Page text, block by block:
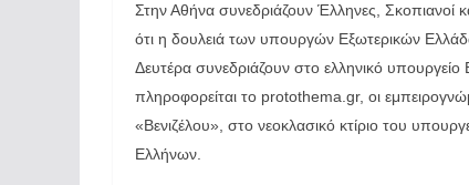
Στην Αθήνα συνεδριάζουν Έλληνες,
ότι η δουλειά των υπουργών Εξωτερικών
Δευτέρα συνεδριάζουν στο ελληνικό
πληροφορείται το protothema.gr, οι
«Βενιζέλου», στο νεοκλασικό κτίριο του
Ελλήνων.